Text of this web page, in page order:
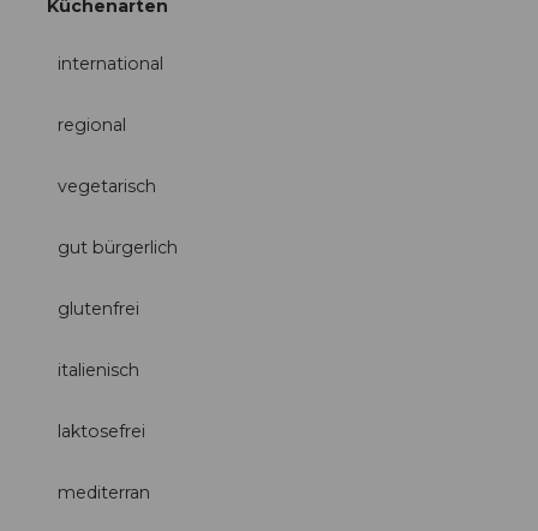
Küchenarten
international
regional
vegetarisch
gut bürgerlich
glutenfrei
italienisch
laktosefrei
mediterran